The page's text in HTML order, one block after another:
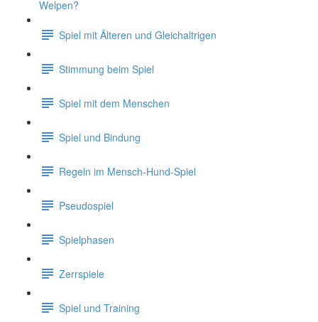
Welpen?
Spiel mit Älteren und Gleichaltrigen
Stimmung beim Spiel
Spiel mit dem Menschen
Spiel und Bindung
Regeln im Mensch-Hund-Spiel
Pseudospiel
Spielphasen
Zerrspiele
Spiel und Training